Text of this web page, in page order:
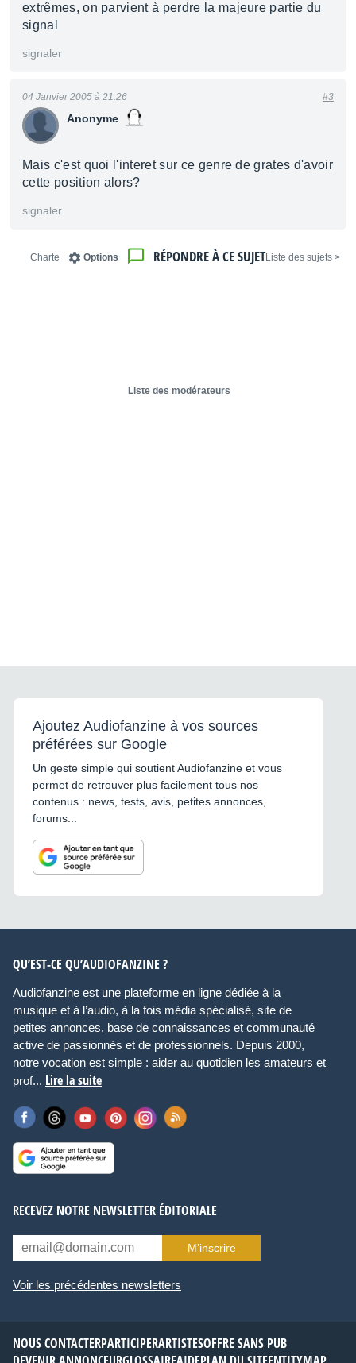
extrêmes, on parvient à perdre la majeure partie du
signal
signaler
Anonyme
04 Janvier 2005 à 21:26 #3
Mais c'est quoi l'interet sur ce genre de grates d'avoir
cette position alors?
signaler
< Liste des sujets
RÉPONDRE À CE SUJET
Options
Charte
Liste des modérateurs
Ajoutez Audiofanzine à vos sources
préférées sur Google
Un geste simple qui soutient Audiofanzine et vous
permet de retrouver plus facilement tous nos
contenus : news, tests, avis, petites annonces,
forums...
QU’EST-CE QU’AUDIOFANZINE ?
Audiofanzine est une plateforme en ligne dédiée à la
musique et à l’audio, à la fois média spécialisé, site de
petites annonces, base de connaissances et communauté
active de passionnés et de professionnels. Depuis 2000,
notre vocation est simple : aider au quotidien les amateurs et
prof... Lire la suite
RECEVEZ NOTRE NEWSLETTER ÉDITORIALE
M’inscrire
Voir les précédentes newsletters
NOUS CONTACTERPARTICIPERARTISTESOFFRE SANS PUB